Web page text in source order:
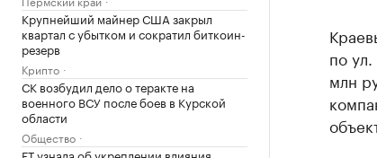
Крупнейший майнер США закрыл
квартал с убытком и сократил биткоин-
резерв
Крипто
СК возбудил дело о теракте на
военного ВСУ после боев в Курской
области
Общество
FT узнала об укреплении влияния
по
млн